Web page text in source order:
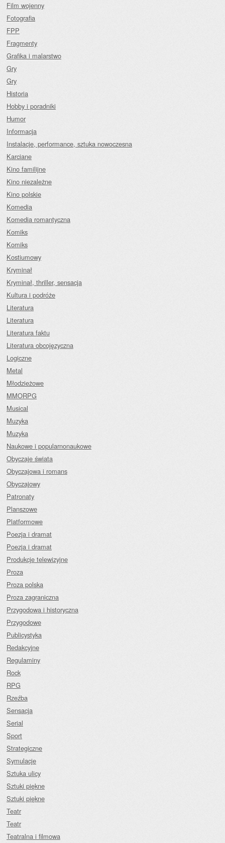
Film wojenny
Fotografia
FPP
Fragmenty
Grafika i malarstwo
Gry
Gry
Historia
Hobby i poradniki
Humor
Informacja
Instalacje, performance, sztuka nowoczesna
Karciane
Kino familijne
Kino niezależne
Kino polskie
Komedia
Komedia romantyczna
Komiks
Komiks
Kostiumowy
Kryminał
Kryminał, thriller, sensacja
Kultura i podróże
Literatura
Literatura
Literatura faktu
Literatura obcojęzyczna
Logiczne
Metal
Młodzieżowe
MMORPG
Musical
Muzyka
Muzyka
Naukowe i popularnonaukowe
Obyczaje świata
Obyczajowa i romans
Obyczajowy
Patronaty
Planszowe
Platformowe
Poezja i dramat
Poezja i dramat
Produkcje telewizyjne
Proza
Proza polska
Proza zagraniczna
Przygodowa i historyczna
Przygodowe
Publicystyka
Redakcyjne
Regulaminy
Rock
RPG
Rzeźba
Sensacja
Serial
Sport
Strategiczne
Symulacje
Sztuka ulicy
Sztuki piękne
Sztuki piękne
Teatr
Teatr
Teatralna i filmowa